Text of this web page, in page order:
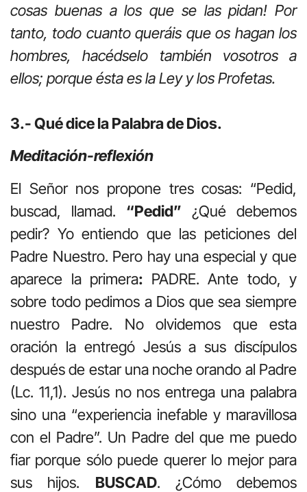
cosas buenas a los que se las pidan! Por
tanto, todo cuanto queráis que os hagan los
hombres, hacédselo también vosotros a
ellos; porque ésta es la Ley y los Profetas.
3.- Qué dice la Palabra de Dios.
Meditación-reflexión
El Señor nos propone tres cosas: “Pedid,
buscad, llamad. “Pedid” ¿Qué debemos
pedir? Yo entiendo que las peticiones del
Padre Nuestro. Pero hay una especial y que
aparece la primera: PADRE. Ante todo, y
sobre todo pedimos a Dios que sea siempre
nuestro Padre. No olvidemos que esta
oración la entregó Jesús a sus discípulos
después de estar una noche orando al Padre
(Lc. 11,1). Jesús no nos entrega una palabra
sino una “experiencia inefable y maravillosa
con el Padre”. Un Padre del que me puedo
fiar porque sólo puede querer lo mejor para
sus hijos. BUSCAD. ¿Cómo debemos